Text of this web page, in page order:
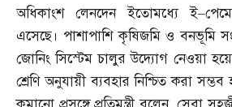
অধিকাংশ লেনদেন ইতোমধ্যে ই–
এসেছে। পাশাপাশি কৃষিজমি ও বনভূমি
জোনিং সিস্টেম চালুর উদ্যোগ নেওয়া
শ্রেণি অনুযায়ী ব্যবহার নিশ্চিত করা সম্ভব